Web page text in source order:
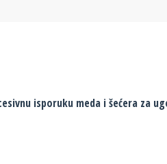
isporuku meda i šećera